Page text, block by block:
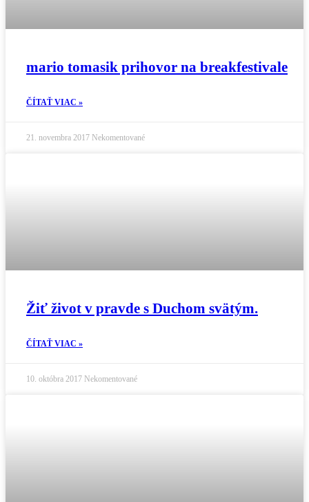
mario tomasik prihovor na breakfestivale
ČÍTAŤ VIAC »
21. novembra 2017 Nekomentované
Žiť život v pravde s Duchom svätým.
ČÍTAŤ VIAC »
10. októbra 2017 Nekomentované